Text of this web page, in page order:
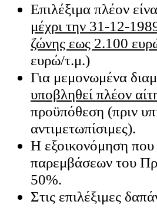
Επιλέξιμα πλέον
μέχρι την 31-12-
ζώνης εως 2.100
ευρώ/τ.μ.)
Για μεμονωμένα
υποβληθεί πλέον
προϋπόθεση (πριν
αντιμετωπίσιμες).
Η εξοικονόμηση που
παρεμβάσεων του
50%.
Στις επιλέξιμες